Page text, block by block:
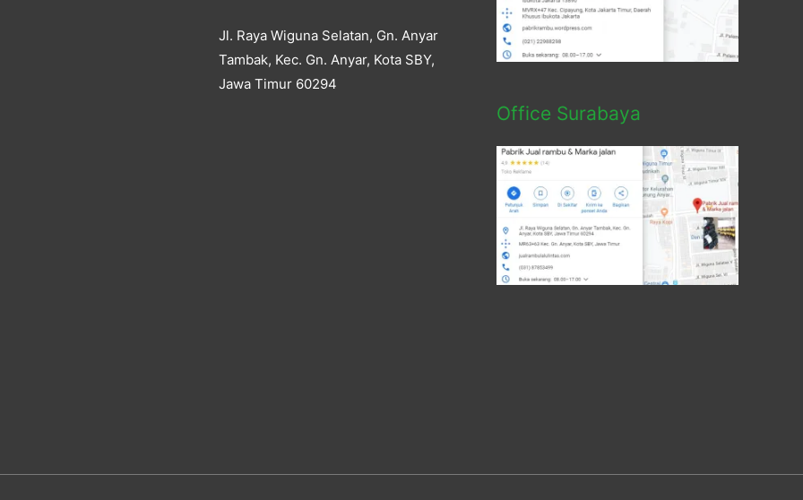
Jl. Raya Wiguna Selatan, Gn. Anyar
Tambak, Kec. Gn. Anyar, Kota SBY,
Jawa Timur 60294
Office Surabaya